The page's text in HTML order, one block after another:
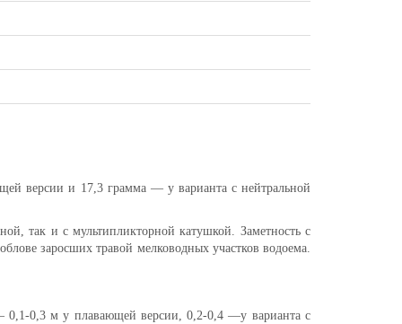
версии и 17,3 грамма — у варианта с нейтральной
так и с мультипликторной катушкой. Заметность с
заросших травой мелководных участков водоема.
0,1-0,3 м у плавающей версии, 0,2-0,4 —у варианта с